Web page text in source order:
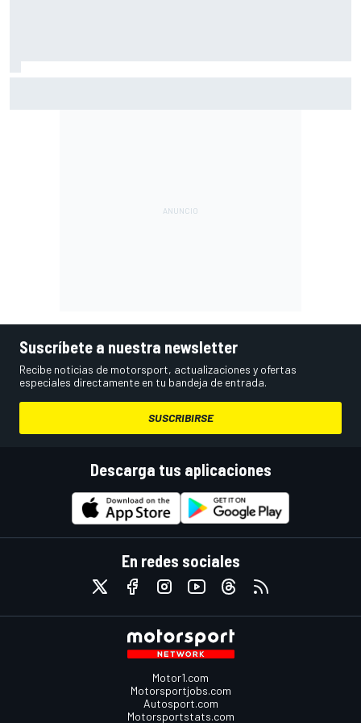
Suscríbete a nuestra newsletter
Recibe noticias de motorsport, actualizaciones y ofertas
especiales directamente en tu bandeja de entrada.
SUSCRIBIRSE
Descarga tus aplicaciones
En redes sociales
Motor1.com
Motorsportjobs.com
Autosport.com
Motorsportstats.com